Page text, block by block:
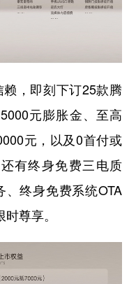
河北 山西
上海 江苏
海南
，即刻下订25款腾
元膨胀金、至高
元，以及0首付或
有终身免费三电质
终身免费系统OTA
尊享。